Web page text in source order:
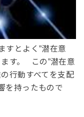
すとよく”潜在意
す。 この”潜在意
行動すべてを支配
を持ったもので